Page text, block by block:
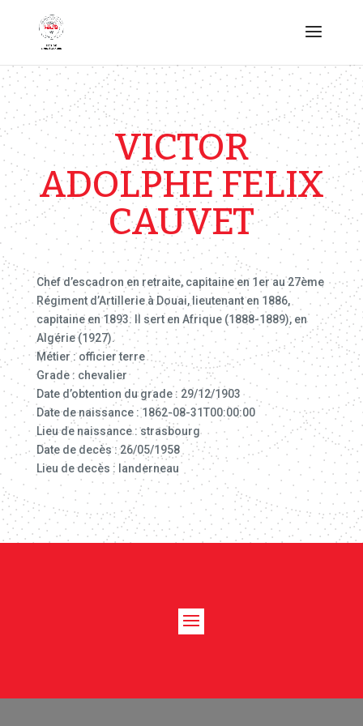
VICTOR
ADOLPHE FELIX
CAUVET
Chef d’escadron en retraite, capitaine en 1er au 27ème
Régiment d’Artillerie à Douai, lieutenant en 1886,
capitaine en 1893. Il sert en Afrique (1888-1889), en
Algérie (1927).
Métier : officier terre
Grade : chevalier
Date d’obtention du grade : 29/12/1903
Date de naissance : 1862-08-31T00:00:00
Lieu de naissance : strasbourg
Date de decès : 26/05/1958
Lieu de decès : landerneau